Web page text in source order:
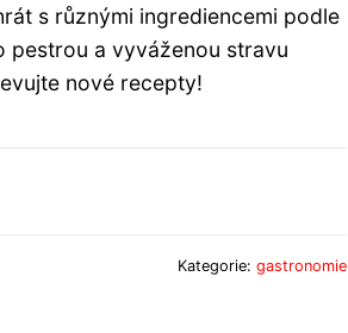
s různými ingrediencemi podle
pestrou a vyváženou stravu
nové recepty!
Kategorie: gastronomie